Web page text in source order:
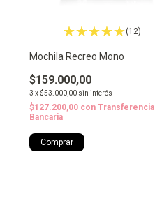
(12)
Mochila Recreo Mono
$159.000,00
3 x$53.000,00 sin interés
$127.200,00 con Transferencia
Bancaria
Comprar